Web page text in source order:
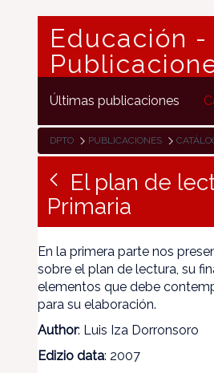
Educación -
Últimas publicaciones
DPTO PUBLICACIONES
El plan de
Primaria
En la primera parte nos
sobre el plan de lectura, su
elementos que debe
para su elaboración.
Author: Luis Iza Dorronsoro
Edizio data: 2007